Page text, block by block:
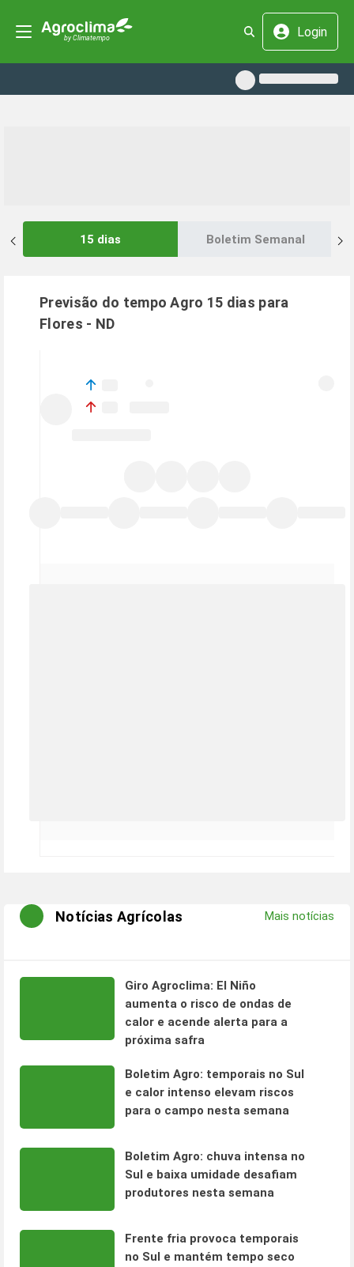
Login
15 dias Boletim Semanal
Previsão do tempo Agro 15 dias para
Flores - ND
Notícias Agrícolas Mais notícias
Giro Agroclima: El Niño
aumenta o risco de ondas de
calor e acende alerta para a
próxima safra
Boletim Agro: temporais no Sul
e calor intenso elevam riscos
para o campo nesta semana
Boletim Agro: chuva intensa no
Sul e baixa umidade desafiam
produtores nesta semana
Frente fria provoca temporais
no Sul e mantém tempo seco